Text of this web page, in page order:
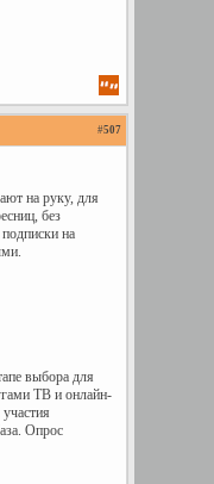
#507
на руку, для
без
на
выбора для
ТВ и онлайн-
Опрос